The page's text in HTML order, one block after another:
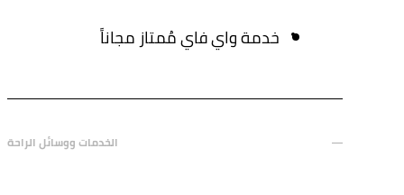
خدمة واي فاي مُمتاز مجاناً
الخدمات ووسائل الراحة